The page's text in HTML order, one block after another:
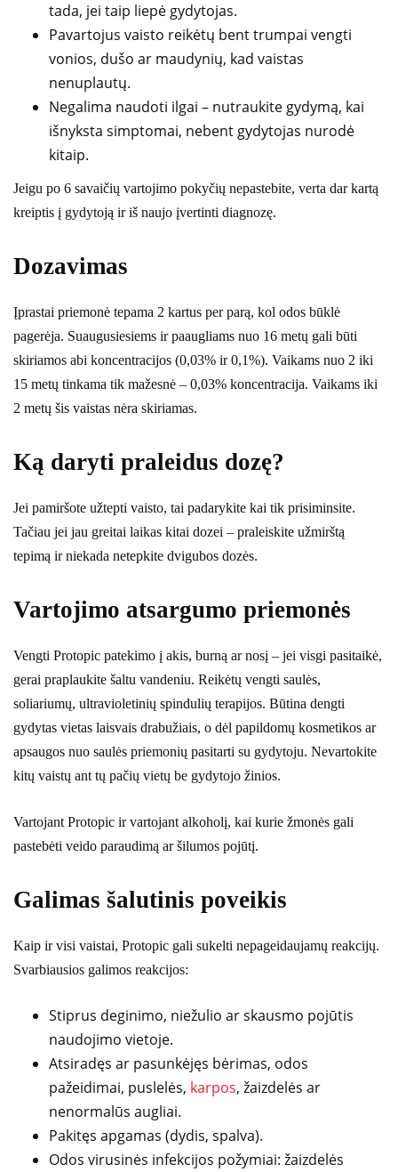
tada, jei taip liepė gydytojas.
Pavartojus vaisto reikėtų bent trumpai vengti
vonios, dušo ar maudynių, kad vaistas
nenuplautų.
Negalima naudoti ilgai – nutraukite gydymą, kai
išnyksta simptomai, nebent gydytojas nurodė
kitaip.
Jeigu po 6 savaičių vartojimo pokyčių nepastebite, verta dar kartą
kreiptis į gydytoją ir iš naujo įvertinti diagnozę.
Dozavimas
Įprastai priemonė tepama 2 kartus per parą, kol odos būklė
pagerėja. Suaugusiesiems ir paaugliams nuo 16 metų gali būti
skiriamos abi koncentracijos (0,03% ir 0,1%). Vaikams nuo 2 iki
15 metų tinkama tik mažesnė – 0,03% koncentracija. Vaikams iki
2 metų šis vaistas nėra skiriamas.
Ką daryti praleidus dozę?
Jei pamiršote užtepti vaisto, tai padarykite kai tik prisiminsite.
Tačiau jei jau greitai laikas kitai dozei – praleiskite užmirštą
tepimą ir niekada netepkite dvigubos dozės.
Vartojimo atsargumo priemonės
Vengti Protopic patekimo į akis, burną ar nosį – jei visgi pasitaikė,
gerai praplaukite šaltu vandeniu. Reikėtų vengti saulės,
soliariumų, ultravioletinių spindulių terapijos. Būtina dengti
gydytas vietas laisvais drabužiais, o dėl papildomų kosmetikos ar
apsaugos nuo saulės priemonių pasitarti su gydytoju. Nevartokite
kitų vaistų ant tų pačių vietų be gydytojo žinios.
Vartojant Protopic ir vartojant alkoholį, kai kurie žmonės gali
pastebėti veido paraudimą ar šilumos pojūtį.
Galimas šalutinis poveikis
Kaip ir visi vaistai, Protopic gali sukelti nepageidaujamų reakcijų.
Svarbiausios galimos reakcijos:
Stiprus deginimo, niežulio ar skausmo pojūtis
naudojimo vietoje.
Atsiradęs ar pasunkėjęs bėrimas, odos
pažeidimai, puslelės, karpos, žaizdelės ar
nenormalūs augliai.
Pakitęs apgamas (dydis, spalva).
Odos virusinės infekcijos požymiai: žaizdelės